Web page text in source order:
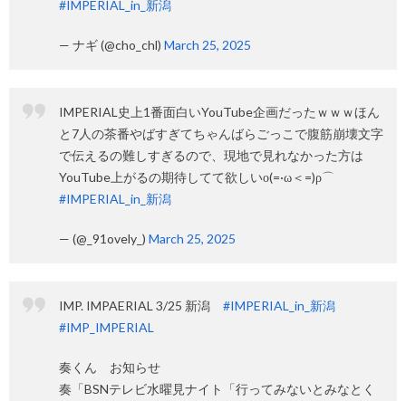
#IMPERIAL_in_新潟
— ナギ (@cho_chl) March 25, 2025
IMPERIAL史上1番面白いYouTube企画だったｗｗｗほん
と7人の茶番やばすぎてちゃんばらごっこで腹筋崩壊文字
で伝えるの難しすぎるので、現地で見れなかった方は
YouTube上がるの期待してて欲しいο(=·ω＜=)ρ⌒
#IMPERIAL_in_新潟
— (@_91ovely_) March 25, 2025
IMP. IMPAERIAL 3/25 新潟 #IMPERIAL_in_新潟
#IMP_IMPERIAL
奏くん お知らせ
奏「BSNテレビ水曜見ナイト「行ってみないとみなとく